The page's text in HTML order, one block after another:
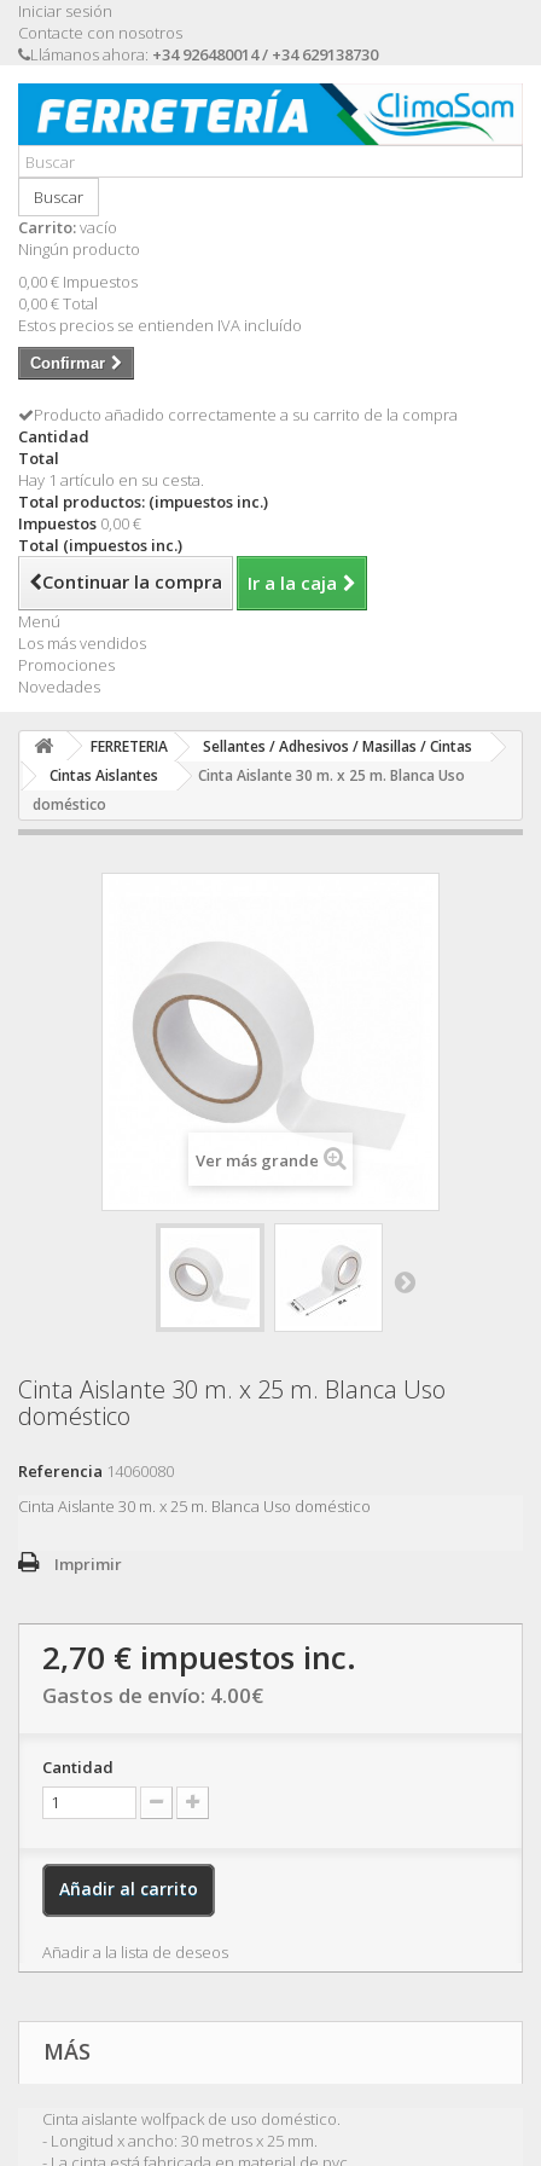
Iniciar sesión
Contacte con nosotros
Llámanos ahora: +34 926480014 / +34 629138730
Buscar
Carrito:vacío
Ningún producto
0,00 € Impuestos
0,00 €Total
Estos precios se entienden IVA incluído
Confirmar
Producto añadido correctamente a su carrito de la compra
Cantidad
Total
Hay 1 artículo en su cesta.
Total productos: (impuestos inc.)
Impuestos 0,00 €
Total (impuestos inc.)
Continuar la compra Ir a la caja
Menú
Los más vendidos
Promociones
Novedades
FERRETERIA
Sellantes / Adhesivos / Masillas / Cintas
Cintas Aislantes
Cinta Aislante 30 m. x 25 m. Blanca Uso
doméstico
Ver más grande
Cinta Aislante 30 m. x 25 m. Blanca Uso
doméstico
Referencia 14060080
Cinta Aislante 30 m. x 25 m. Blanca Uso doméstico
Imprimir
2,70 € impuestos inc.
Gastos de envío: 4.00€
Cantidad
Añadir al carrito
Añadir a la lista de deseos
MÁS
Cinta aislante wolfpack de uso doméstico.
- Longitud x ancho: 30 metros x 25 mm.